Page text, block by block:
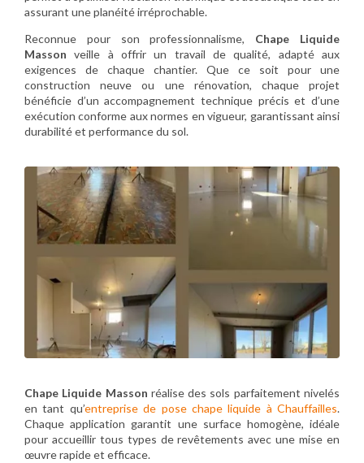
assurant une planéité irréprochable.
Reconnue pour son professionnalisme, Chape Liquide
Masson veille à offrir un travail de qualité, adapté aux
exigences de chaque chantier. Que ce soit pour une
construction neuve ou une rénovation, chaque projet
bénéficie d’un accompagnement technique précis et d’une
exécution conforme aux normes en vigueur, garantissant ainsi
durabilité et performance du sol.
Chape Liquide Masson réalise des sols parfaitement nivelés
en tant qu’entreprise de pose chape liquide à Chauffailles.
Chaque application garantit une surface homogène, idéale
pour accueillir tous types de revêtements avec une mise en
œuvre rapide et efficace.